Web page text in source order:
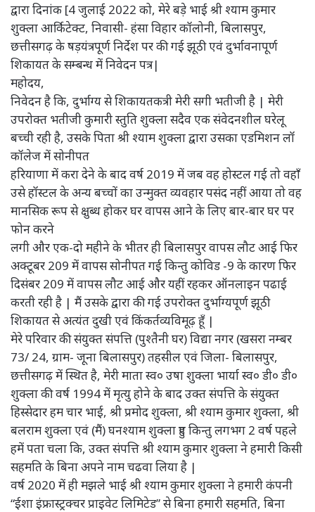
द्वारा दिनांक [4 जुलाई 2022 को, मेरे बड़े भाई श्री श्याम कुमार
शुक्ला आर्किटेक्ट, निवासी- हंसा विहार कॉलोनी, बिलासपुर,
छत्तीसगढ़ के षड़यंत्रपूर्ण निर्देश पर की गई झूठी एवं दुर्भावनापूर्ण
शिकायत के सम्बन्ध में निवेदन पत्र|
महोदय,
निवेदन है कि, दुर्भाग्य से शिकायतकत्री मेरी सगी भतीजी है | मेरी
उपरोक्त भतीजी कुमारी स्तुति शुक्ला सदैव एक संवेदनशील घरेलू
बच्ची रही है, उसके पिता श्री श्याम शुक्ला द्वारा उसका एडमिशन लॉ
कॉलेज में सोनीपत
हरियाणा में करा देने के बाद वर्ष 2019 में जब वह होस्टल गई तो वहाँ
उसे हॉस्टल के अन्य बच्चों का उन्मुक्त व्यवहार पसंद नहीं आया तो वह
मानसिक रूप से क्षुब्ध होकर घर वापस आने के लिए बार-बार घर पर
फोन करने
लगी और एक-दो महीने के भीतर ही बिलासपुर वापस लौट आई फिर
अक्टूबर 209 में वापस सोनीपत गई किन्तु कोविड -9 के कारण फिर
दिसंबर 209 में वापस लौट आई और यहीं रहकर ऑनलाइन पढाई
करती रही है | मैं उसके द्वारा की गई उपरोक्त दुर्भाग्यपूर्ण झूठी
शिकायत से अत्यंत दुखी एवं किंकर्तव्यविमूढ़ हूँ |
मेरे परिवार की संयुक्त संपत्ति (पुश्तैनी घर) विद्या नगर (खसरा नम्बर
73/ 24, ग्राम- जूना बिलासपुर) तहसील एवं जिला- बिलासपुर,
छत्तीसगढ़ में स्थित है, मेरी माता स्व० उषा शुक्ला भार्या स्व० डी० डी०
शुक्ला की वर्ष 1994 में मृत्यु होने के बाद उक्त संपत्ति के संयुक्त
हिस्सेदार हम चार भाई, श्री प्रमोद शुक्ला, श्री श्याम कुमार शुक्ला, श्री
बलराम शुक्ला एवं (मैं) घनश्याम शुक्ला हुए किन्तु लगभग 2 वर्ष पहले
हमें पता चला कि, उक्त संपत्ति श्री श्याम कुमार शुक्ला ने हमारी किसी
सहमति के बिना अपने नाम चढवा लिया है |
वर्ष 2020 में ही मझले भाई श्री श्याम कुमार शुक्ला ने हमारी कंपनी
“ईशा इंफ्रास्ट्रक्चर प्राइवेट लिमिटेड” से बिना हमारी सहमति, बिना